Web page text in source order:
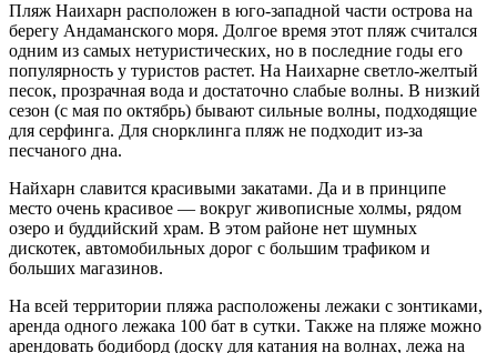
Пляж Наихарн расположен в юго-западной части острова на
берегу Андаманского моря. Долгое время этот пляж считался
одним из самых нетуристических, но в последние годы его
популярность у туристов растет. На Наихарне светло-желтый
песок, прозрачная вода и достаточно слабые волны. В низкий
сезон (с мая по октябрь) бывают сильные волны, подходящие
для серфинга. Для снорклинга пляж не подходит из-за
песчаного дна.
Найхарн славится красивыми закатами. Да и в принципе
место очень красивое — вокруг живописные холмы, рядом
озеро и буддийский храм. В этом районе нет шумных
дискотек, автомобильных дорог с большим трафиком и
больших магазинов.
На всей территории пляжа расположены лежаки с зонтиками,
аренда одного лежака 100 бат в сутки. Также на пляже можно
арендовать бодиборд (доску для катания на волнах, лежа на